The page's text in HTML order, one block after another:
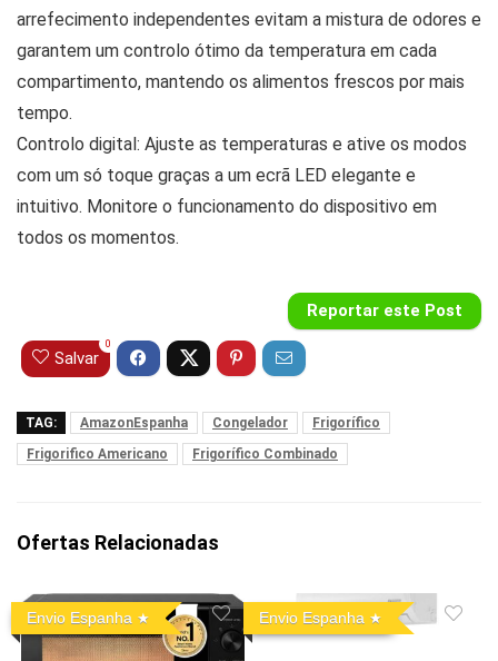
arrefecimento independentes evitam a mistura de odores e
garantem um controlo ótimo da temperatura em cada
compartimento, mantendo os alimentos frescos por mais
tempo.
Controlo digital: Ajuste as temperaturas e ative os modos
com um só toque graças a um ecrã LED elegante e
intuitivo. Monitore o funcionamento do dispositivo em
todos os momentos.
Reportar este Post
Salvar
0
TAG: AmazonEspanha Congelador
Frigorífico
Frigorifico Americano
Frigorífico Combinado
Ofertas Relacionadas
Envio Espanha Envio Espanha